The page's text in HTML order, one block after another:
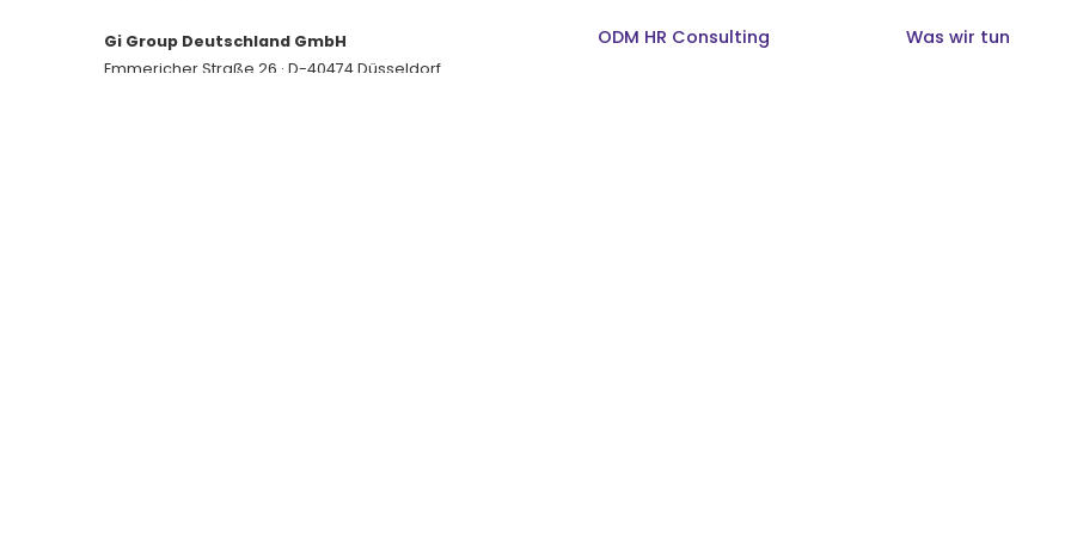
Gi Group Deutschland GmbH
Emmericher Straße 26 · D-40474 Düsseldorf
ODM HR Consulting Was wir tun